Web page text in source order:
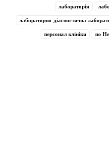
лабораторія
лабораторно-діагностична
персонал клініки по